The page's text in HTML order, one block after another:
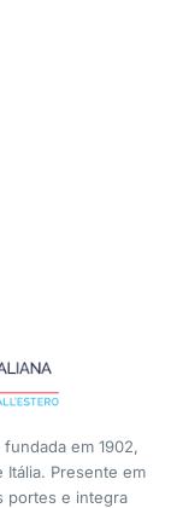
em 1902,
Presente em
portes e integra